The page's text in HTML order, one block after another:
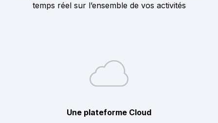
temps réel sur l’ensemble de vos activités
Une plateforme Cloud